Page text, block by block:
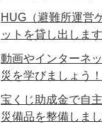
HUG（避難所運営
ットを貸し出します
動画やインターネ
災を学びましょう！
宝くじ助成金で自
災備品を整備しま